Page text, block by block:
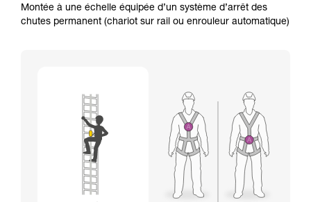
Montée à une échelle équipée d’un système d’arrêt des
chutes permanent (chariot sur rail ou enrouleur automatique)